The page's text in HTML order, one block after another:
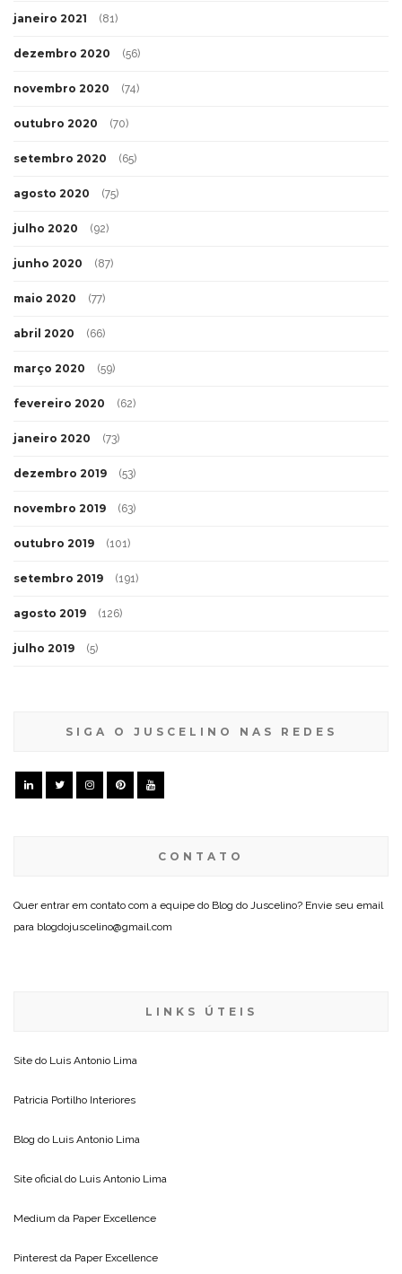
janeiro 2021 (81)
dezembro 2020 (56)
novembro 2020 (74)
outubro 2020 (70)
setembro 2020 (65)
agosto 2020 (75)
julho 2020 (92)
junho 2020 (87)
maio 2020 (77)
abril 2020 (66)
março 2020 (59)
fevereiro 2020 (62)
janeiro 2020 (73)
dezembro 2019 (53)
novembro 2019 (63)
outubro 2019 (101)
setembro 2019 (191)
agosto 2019 (126)
julho 2019 (5)
SIGA O JUSCELINO NAS REDES
CONTATO
Quer entrar em contato com a equipe do Blog do Juscelino? Envie seu email
para blogdojuscelino@gmail.com
LINKS ÚTEIS
Site do Luis Antonio Lima
Patricia Portilho Interiores
Blog do Luis Antonio Lima
Site oficial do Luis Antonio Lima
Medium da Paper Excellence
Pinterest da Paper Excellence